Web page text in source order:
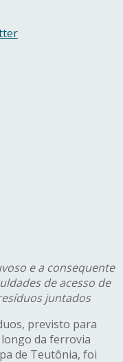
e a consequente
de acesso de
juntados
previsto para
da ferrovia
de Teutônia, foi